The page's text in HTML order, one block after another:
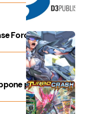
Force 4.1: Wing
per